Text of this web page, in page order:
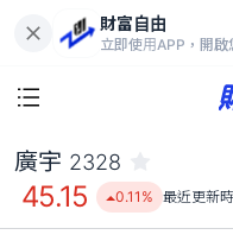
財富自由
立即使用APP，開啟
廣宇 2328
45.15 0.11% 最近更新時